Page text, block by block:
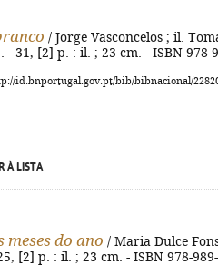
/ Jorge Vasconcelos ; il.
- 31, [2] p. : il. ; 23 cm. - ISBN 978-
id.bnportugal.gov.pt/bib/bibnacional/
À LISTA
meses do ano / Maria Dulce
[2] p. : il. ; 23 cm. - ISBN 978-